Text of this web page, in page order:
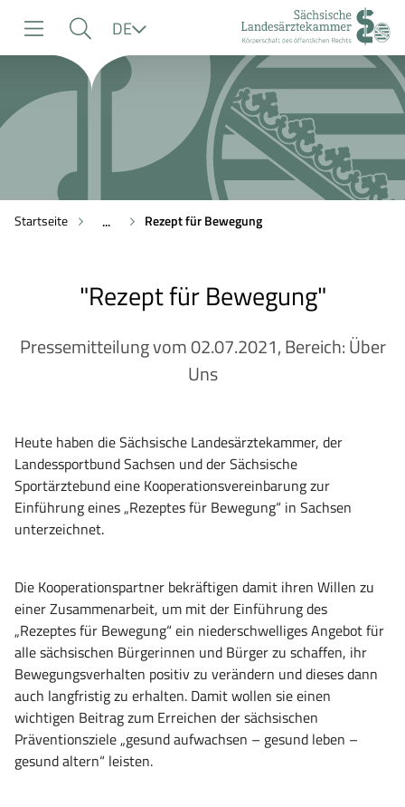
Navigation
Suche
Inhalt
DE
Startseite ... Rezept für Bewegung
"Rezept für Bewegung"
Pressemitteilung vom 02.07.2021, Bereich: Über
Uns
Heute haben die Sächsische Landesärztekammer, der
Landessportbund Sachsen und der Sächsische
Sportärztebund eine Kooperationsvereinbarung zur
Einführung eines „Rezeptes für Bewegung“ in Sachsen
unterzeichnet.
Die Kooperationspartner bekräftigen damit ihren Willen zu
einer Zusammenarbeit, um mit der Einführung des
„Rezeptes für Bewegung“ ein niederschwelliges Angebot für
alle sächsischen Bürgerinnen und Bürger zu schaffen, ihr
Bewegungsverhalten positiv zu verändern und dieses dann
auch langfristig zu erhalten. Damit wollen sie einen
wichtigen Beitrag zum Erreichen der sächsischen
Präventionsziele „gesund aufwachsen – gesund leben –
gesund altern“ leisten.